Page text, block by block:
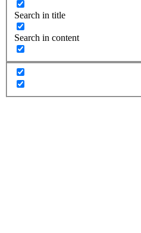
Search in title
Search in content